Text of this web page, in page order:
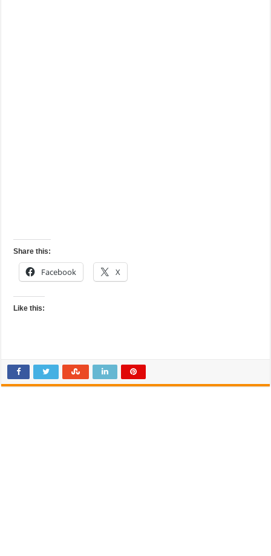
Share this:
Facebook X
Like this: